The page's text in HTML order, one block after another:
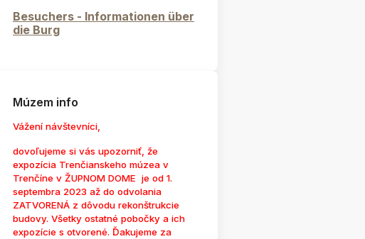
Besuchers - Informationen über
die Burg
Múzem info
Vážení návštevníci,
dovoľujeme si vás upozorniť, že
expozícia Trenčianskeho múzea v
Trenčíne v ŽUPNOM DOME je od 1.
septembra 2023 až do odvolania
ZATVORENÁ z dôvodu rekonštrukcie
budovy. Všetky ostatné pobočky a ich
expozície s otvorené. Ďakujeme za